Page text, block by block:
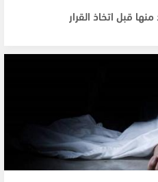
قبل اتخاذ القرار